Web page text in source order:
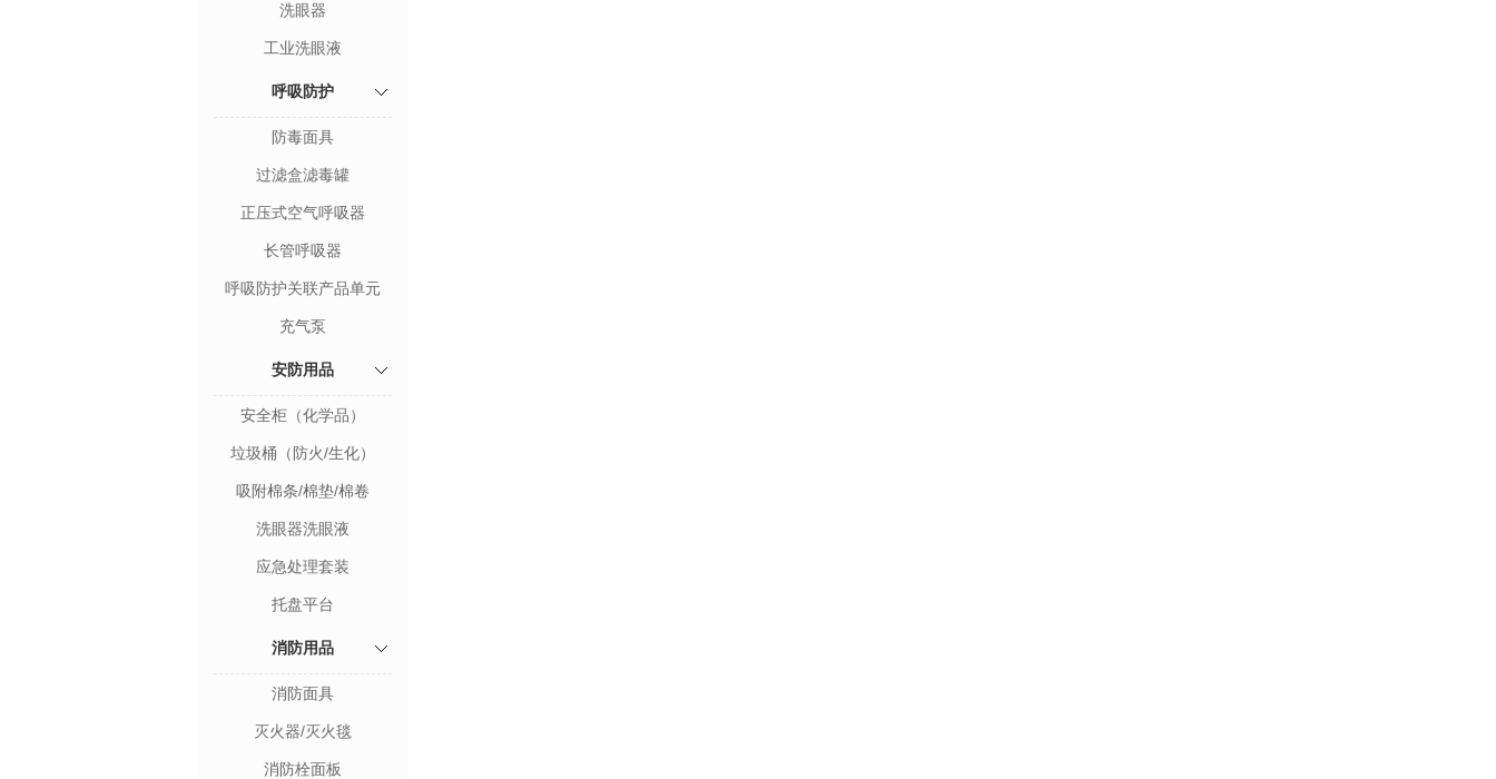
洗眼器
工业洗眼液
呼吸防护
防毒面具
过滤盒滤毒罐
正压式空气呼吸器
长管呼吸器
呼吸防护关联产品单元
充气泵
安防用品
安全柜（化学品）
垃圾桶（防火/生化）
吸附棉条/棉垫/棉卷
洗眼器洗眼液
应急处理套装
托盘平台
消防用品
消防面具
灭火器/灭火毯
消防栓面板